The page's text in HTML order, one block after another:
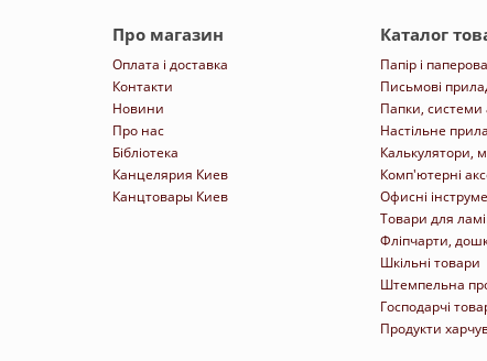
Про магазин
Оплата і доставка
Контакти
Новини
Про нас
Бібліотека
Канцелярия Киев
Канцтовары Киев
Каталог
Папір і
Письмові
Папки, системи
Настільне
Калькулятори,
Комп'ютерні
Офисні
Товари для
Фліпчарти,
Шкільні товари
Штемпельна
Господарчі
Продукти